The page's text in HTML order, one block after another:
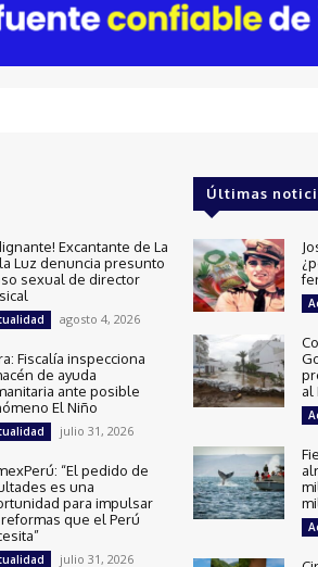
Excantante de La
Luz denuncia presunto
sexual de director
agosto 4, 2026
Fiscalía inspecciona
de ayuda
ante posible
El Niño
julio 31, 2026
“El pedido de
es una
para impulsar
que el Perú
julio 31, 2026
Últimas
al